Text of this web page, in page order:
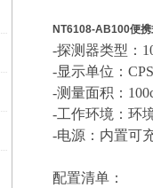
NT6108-AB100便
-探测器类型：
-显示单位：
-测量面积：
-工作环境：环
-电源：内置可
配置清单：